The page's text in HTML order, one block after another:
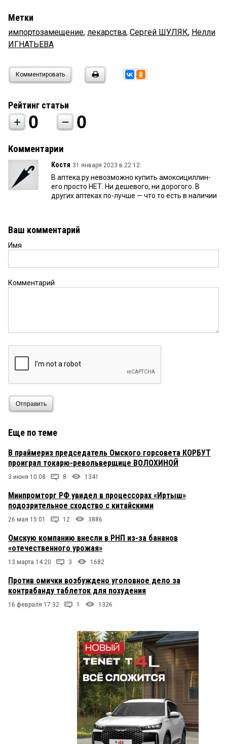
Метки
импортозамещение, лекарства, Сергей ШУЛЯК, Нелли
ИГНАТЬЕВА
Комментировать
Рейтинг статьи
0 0
Комментарии
Костя 31 января 2023 в 22:12:
В аптека.ру невозможно купить амоксициллин-
его просто НЕТ. Ни дешевого, ни дорогого. В
других аптеках по-лучше — что то есть в наличии
Ваш комментарий
Имя
Комментарий
Отправить
Еще по теме
В праймериз председатель Омского горсовета КОРБУТ
проиграл токарю-револьверщице ВОЛОХИНОЙ
3 июня 10:08 8 1341
Минпромторг РФ увидел в процессорах «Иртыш»
подозрительное сходство с китайскими
26 мая 15:01 12 3886
Омскую компанию внесли в РНП из-за бананов
«отечественного урожая»
13 марта 14:20 3 1682
Против омички возбуждено уголовное дело за
контрабанду таблеток для похудения
16 февраля 17:32 1 1326